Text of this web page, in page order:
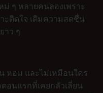
ๆ หลายคนลองเพราะ
ะติดใจ เติมความสดชื่น
าว ๆ
หอม และไม่เหมือนใคร
อนแรกที่เคยกลัวเลี่ยน